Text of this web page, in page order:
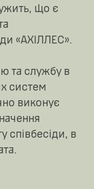
що є
«АХІЛЛЕС».
та службу в
систем
виконує
співбесіди, в